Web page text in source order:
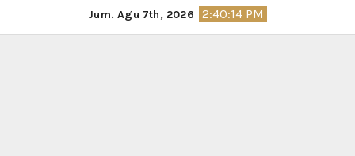
to
Jum. Agu 7th, 2026 2:40:15 PM